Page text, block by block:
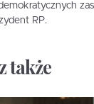
RP.
także